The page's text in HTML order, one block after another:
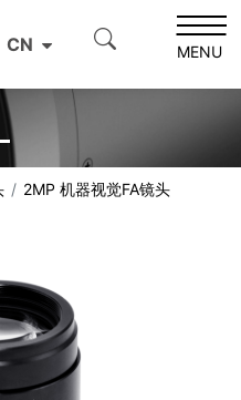
CN MENU
2MP 机器视觉FA镜头